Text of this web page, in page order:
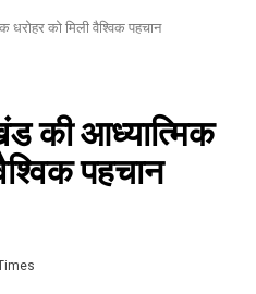
धरोहर को मिली वैश्विक पहचान
की आध्यात्मिक
पहचान